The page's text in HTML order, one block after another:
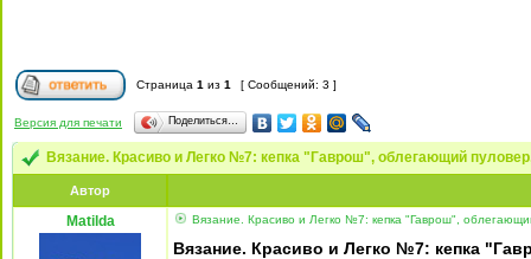
Страница 1 из 1 [ Сообщений: 3 ]
Версия для печати Поделиться…
Вязание. Красиво и Легко №7: кепка "Гаврош", облегающий
Автор
Matilda Вязание. Красиво и Легко №7: кепка "Гаврош",
Вязание. Красиво и Легко №7: кепка